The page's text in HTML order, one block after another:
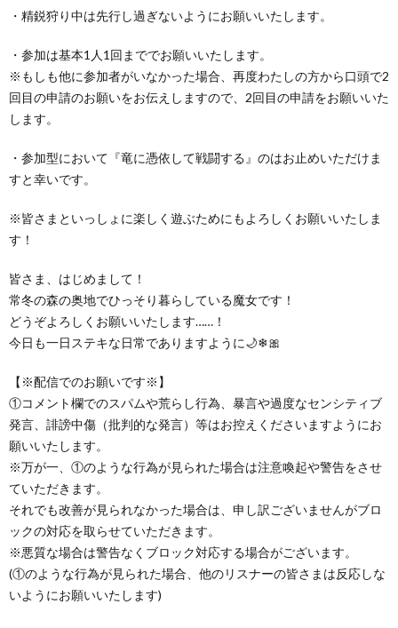
・精鋭狩り中は先行し過ぎないようにお願いいたします。
・参加は基本1人1回まででお願いいたします。
※もしも他に参加者がいなかった場合、再度わたしの方から口頭で2
回目の申請のお願いをお伝えしますので、2回目の申請をお願いいた
します。
・参加型において『竜に憑依して戦闘する』のはお止めいただけま
すと幸いです。
※皆さまといっしょに楽しく遊ぶためにもよろしくお願いいたしま
す！
皆さま、はじめまして！
常冬の森の奥地でひっそり暮らしている魔女です！
どうぞよろしくお願いいたします……！
今日も一日ステキな日常でありますように🌙❄🎀
【※配信でのお願いです※】
①コメント欄でのスパムや荒らし行為、暴言や過度なセンシティブ
発言、誹謗中傷（批判的な発言）等はお控えくださいますようにお
願いいたします。
※万が一、①のような行為が見られた場合は注意喚起や警告をさせ
ていただきます。
それでも改善が見られなかった場合は、申し訳ございませんがブロ
ックの対応を取らせていただきます。
※悪質な場合は警告なくブロック対応する場合がございます。
(①のような行為が見られた場合、他のリスナーの皆さまは反応しな
いようにお願いいたします)